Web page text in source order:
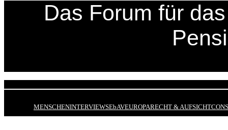
Das Forum für
MENSCHENINTERVIEWSEbAVEUROPARECHT & AUFSICHT